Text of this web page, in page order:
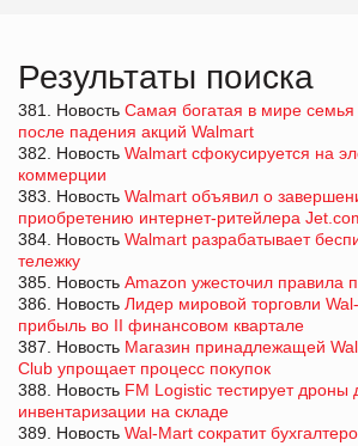
Результаты поиска
381. Новость Самая богатая в мире
после падения акций Walmart
382. Новость Walmart сфокусируется на
коммерции
383. Новость Walmart объявил о
приобретению интернет-ритейлера
384. Новость Walmart разрабатывает
тележку
385. Новость Amazon ужесточил правила
386. Новость Лидер мировой торговли
прибыль во II финансовом квартале
387. Новость Магазин принадлежащей
Club упрощает процесс покупок
388. Новость FM Logistic тестирует дроны
инвентаризации на складе
389. Новость Wal-Mart сократит